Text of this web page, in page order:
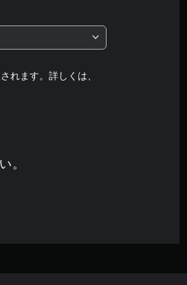
れます。詳しくは、
。